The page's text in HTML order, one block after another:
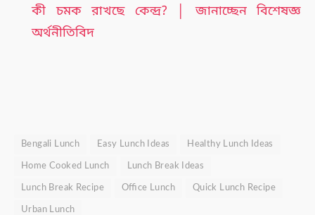
কী চমক রাখছে কেন্দ্র? │ জানাচ্ছেন বিশেষজ্ঞ
অর্থনীতিবিদ
Bengali Lunch Easy Lunch Ideas Healthy Lunch Ideas
Home Cooked Lunch Lunch Break Ideas
Lunch Break Recipe Office Lunch Quick Lunch Recipe
Urban Lunch